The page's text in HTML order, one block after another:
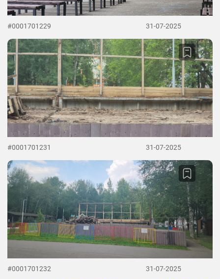
#0001701229 31-07-2025
#0001701231 31-07-2025
#0001701232 31-07-2025